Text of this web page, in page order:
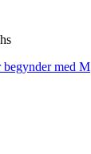
begynder med M